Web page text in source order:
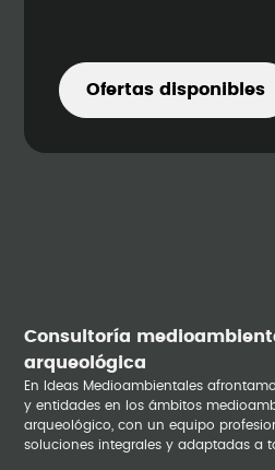
Ofertas disponibles
Consultoría
arqueológica
En Ideas Medioambientales
y entidades en los ámbitos
arqueológico, con un equipo
soluciones integrales y adaptadas a